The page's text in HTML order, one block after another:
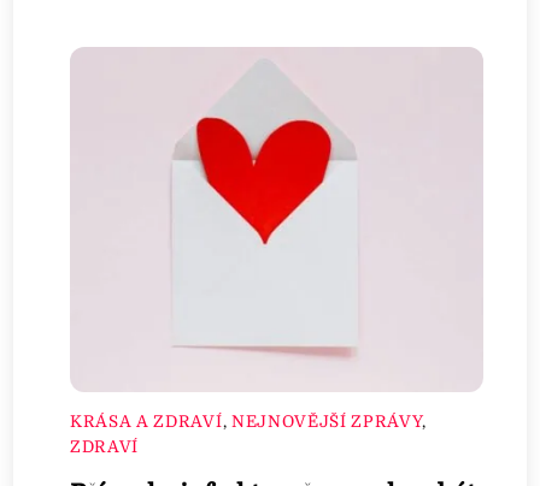
KRÁSA A ZDRAVÍ, NEJNOVĚJŠÍ ZPRÁVY,
ZDRAVÍ